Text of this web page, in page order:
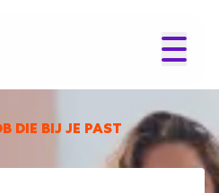
DIE BIJ JE PAST